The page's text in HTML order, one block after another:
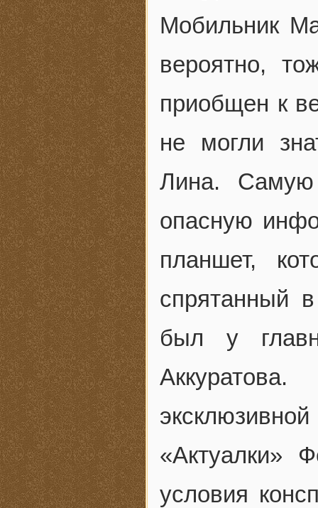
Мобильник
вероятно,
приобщен к
не могли
Лина. Самую
опасную
планшет,
спрятанный
был у
«Актуалки»
условия